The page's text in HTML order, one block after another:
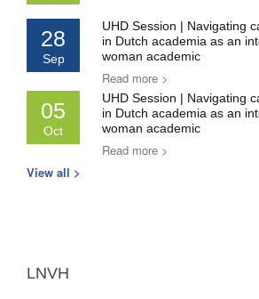
28
Sep
UHD Session | Navigating
in Dutch academia as an
woman academic
Read more >
05
Oct
UHD Session | Navigating
in Dutch academia as an
woman academic
Read more >
View all >
LNVH